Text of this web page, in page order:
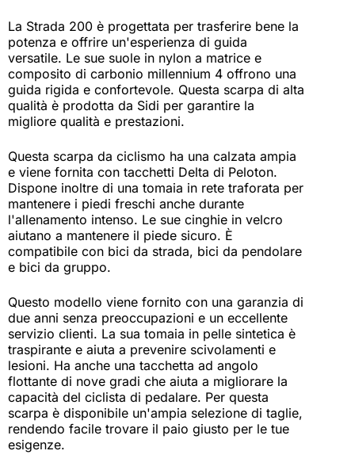
La Strada 200 è progettata per trasferire bene la
potenza e offrire un'esperienza di guida
versatile. Le sue suole in nylon a matrice e
composito di carbonio millennium 4 offrono una
guida rigida e confortevole. Questa scarpa di alta
qualità è prodotta da Sidi per garantire la
migliore qualità e prestazioni.
Questa scarpa da ciclismo ha una calzata ampia
e viene fornita con tacchetti Delta di Peloton.
Dispone inoltre di una tomaia in rete traforata per
mantenere i piedi freschi anche durante
l'allenamento intenso. Le sue cinghie in velcro
aiutano a mantenere il piede sicuro. È
compatibile con bici da strada, bici da pendolare
e bici da gruppo.
Questo modello viene fornito con una garanzia di
due anni senza preoccupazioni e un eccellente
servizio clienti. La sua tomaia in pelle sintetica è
traspirante e aiuta a prevenire scivolamenti e
lesioni. Ha anche una tacchetta ad angolo
flottante di nove gradi che aiuta a migliorare la
capacità del ciclista di pedalare. Per questa
scarpa è disponibile un'ampia selezione di taglie,
rendendo facile trovare il paio giusto per le tue
esigenze.